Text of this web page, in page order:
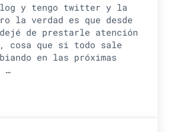
y tengo twitter y la
la verdad es que desde
de prestarle atención
que si todo sale
en las próximas
…